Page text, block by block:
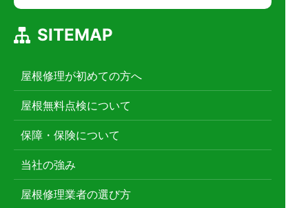
SITEMAP
屋根修理が初めての方へ
屋根無料点検について
保障・保険について
当社の強み
屋根修理業者の選び方